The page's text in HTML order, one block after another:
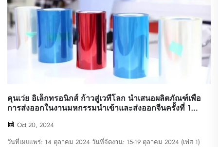
คุนเว่ย อิเล็กทรอนิกส์ ก้าวสู่เวทีโลก นำเสนอผลิตภัณฑ์เพื่อ
การส่งออกในงานมหกรรมนำเข้าและส่งออกจีนครั้งที่ 136
Oct 20, 2024
วันที่เผยแพร่: 14 ตุลาคม 2024 วันที่จัดงาน: 15-19 ตุลาคม 2024 (เฟส 1)